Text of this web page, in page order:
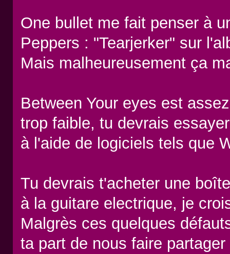
One bullet me fait penser à
Peppers : "Tearjerker" sur
Mais malheureusement ça
Between Your eyes est
trop faible, tu devrais
à l'aide de logiciels tels que
Tu devrais t'acheter une
à la guitare electrique, je
Malgrès ces quelques
ta part de nous faire